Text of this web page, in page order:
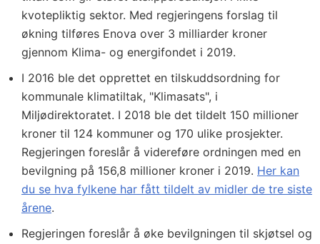
kvotepliktig sektor. Med regjeringens forslag til
økning tilføres Enova over 3 milliarder kroner
gjennom Klima- og energifondet i 2019.
I 2016 ble det opprettet en tilskuddsordning for
kommunale klimatiltak, "Klimasats", i
Miljødirektoratet. I 2018 ble det tildelt 150 millioner
kroner til 124 kommuner og 170 ulike prosjekter.
Regjeringen foreslår å videreføre ordningen med en
bevilgning på 156,8 millioner kroner i 2019. Her kan
du se hva fylkene har fått tildelt av midler de tre siste
årene.
Regjeringen foreslår å øke bevilgningen til skjøtsel og